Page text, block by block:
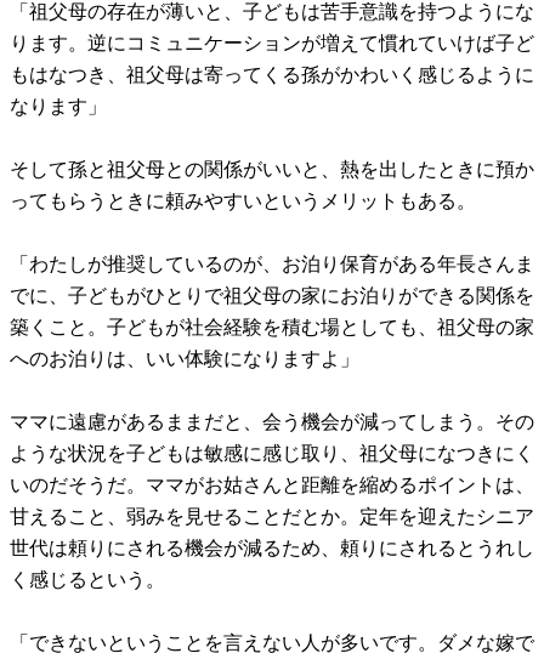
「祖父母の存在が薄いと、子どもは苦手意識を持つようにな
ります。逆にコミュニケーションが増えて慣れていけば子ど
もはなつき、祖父母は寄ってくる孫がかわいく感じるように
なります」
そして孫と祖父母との関係がいいと、熱を出したときに預か
ってもらうときに頼みやすいというメリットもある。
「わたしが推奨しているのが、お泊り保育がある年長さんま
でに、子どもがひとりで祖父母の家にお泊りができる関係を
築くこと。子どもが社会経験を積む場としても、祖父母の家
へのお泊りは、いい体験になりますよ」
ママに遠慮があるままだと、会う機会が減ってしまう。その
ような状況を子どもは敏感に感じ取り、祖父母になつきにく
いのだそうだ。ママがお姑さんと距離を縮めるポイントは、
甘えること、弱みを見せることだとか。定年を迎えたシニア
世代は頼りにされる機会が減るため、頼りにされるとうれし
く感じるという。
「できないということを言えない人が多いです。ダメな嫁で